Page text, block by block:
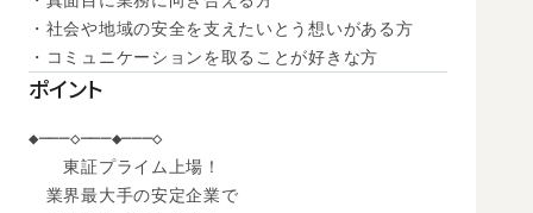
・社会や地域の安全を支えたいとう想いがある方
・コミュニケーションを取ることが好きな方
ポイント
◆───◇───◆───◇
東証プライム上場！
業界最大手の安定企業で